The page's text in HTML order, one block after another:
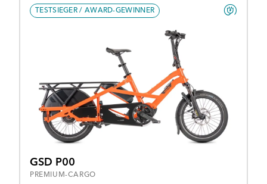
TESTSIEGER / AWARD-GEWINNER
GSD P00
PREMIUM-CARGO